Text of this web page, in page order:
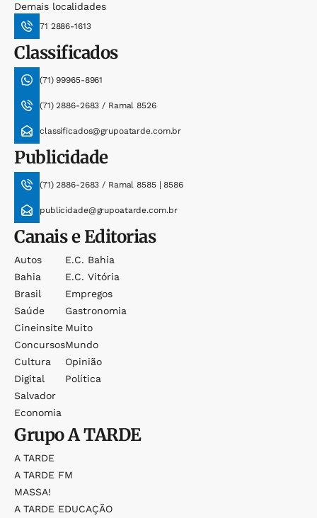
Demais localidades
71 2886-1613
Classificados
(71) 99965-8961
(71) 2886-2683 / Ramal 8526
classificados@grupoatarde.com.br
Publicidade
(71) 2886-2683 / Ramal 8585 | 8586
publicidade@grupoatarde.com.br
Canais e Editorias
Autos
Bahia
Brasil
Saúde
Cineinsite
Concursos
Cultura
Digital
Salvador
Economia
E.c. Bahia
E.c. Vitória
Empregos
Gastronomia
Muito
Mundo
Opinião
Política
GrupoA TARDE
A TARDE
A TARDE FM
MASSA!
A TARDE EDUCAÇÃO